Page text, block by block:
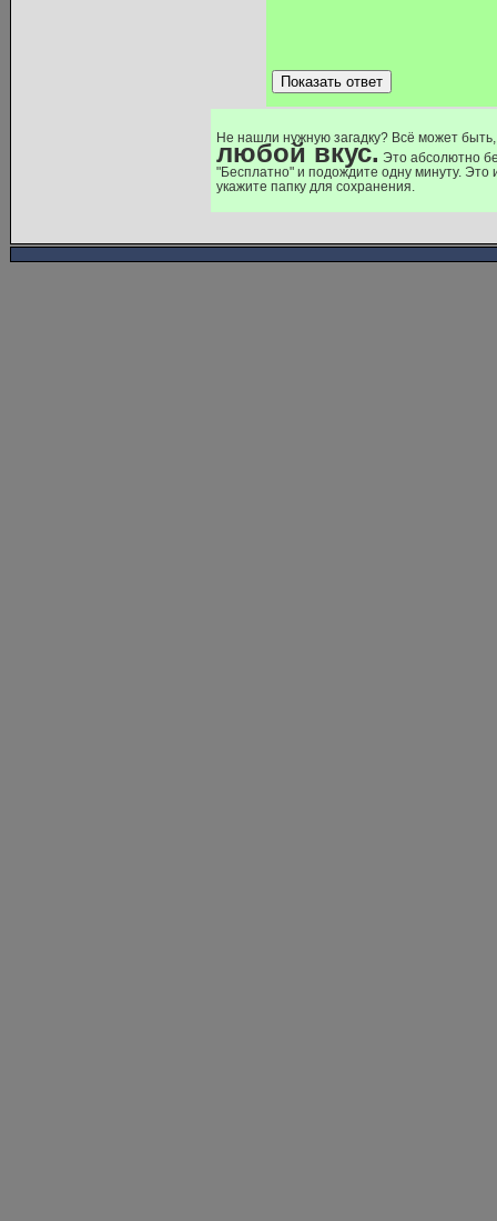
Показать ответ
Не нашли нужную загадку? Всё может
любой вкус. Это абсолютно
"Бесплатно" и подождите одну минуту.
укажите папку для сохранения.